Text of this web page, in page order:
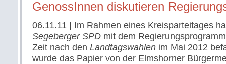
GenossInnen diskutieren
06.11.11 | Im Rahmen eines Kreisparteitages
Segeberger SPD mit dem
Zeit nach den Landtagswahlen im Mai 2012
wurde das Papier von der Elmshorner